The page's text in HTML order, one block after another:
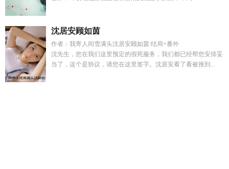
沈居安顾如茵
作者：我寄人间雪满头沈居安顾如茵:结局+番外
沈先生，您在我们这里预定的假死服务，我们都已经帮您安排妥
当了，这个是协议，请您在这里签字。沈居安看了看被推到...